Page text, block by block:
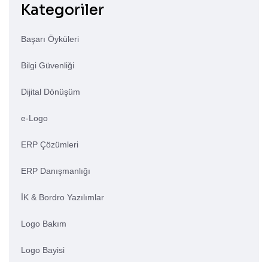
Kategoriler
Başarı Öyküleri
Bilgi Güvenliği
Dijital Dönüşüm
e-Logo
ERP Çözümleri
ERP Danışmanlığı
İK & Bordro Yazılımlar
Logo Bakım
Logo Bayisi